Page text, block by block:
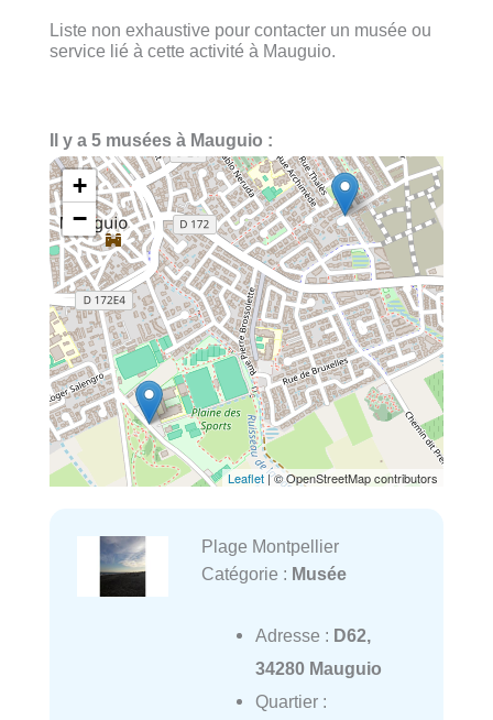
Liste non exhaustive pour contacter un musée ou
service lié à cette activité à Mauguio.
Il y a 5 musées à Mauguio :
+
−
Leaflet| © OpenStreetMap contributors
Plage Montpellier
Catégorie : Musée
Adresse : D62,
34280 Mauguio
Quartier :